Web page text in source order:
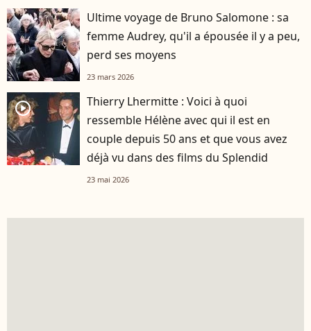
Ultime voyage de Bruno Salomone : sa
femme Audrey, qu'il a épousée il y a peu,
perd ses moyens
23 mars 2026
player2
Thierry Lhermitte : Voici à quoi
ressemble Hélène avec qui il est en
couple depuis 50 ans et que vous avez
déjà vu dans des films du Splendid
23 mai 2026